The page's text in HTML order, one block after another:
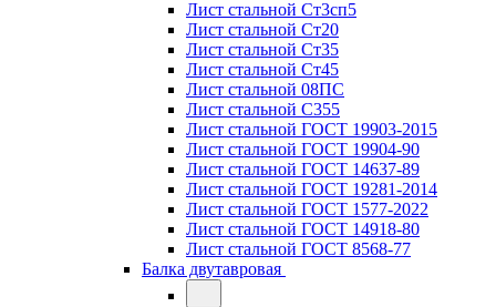
Лист стальной Ст3сп5
Лист стальной Ст20
Лист стальной Ст35
Лист стальной Ст45
Лист стальной 08ПС
Лист стальной С355
Лист стальной ГОСТ 19903-2015
Лист стальной ГОСТ 19904-90
Лист стальной ГОСТ 14637-89
Лист стальной ГОСТ 19281-2014
Лист стальной ГОСТ 1577-2022
Лист стальной ГОСТ 14918-80
Лист стальной ГОСТ 8568-77
Балка двутавровая